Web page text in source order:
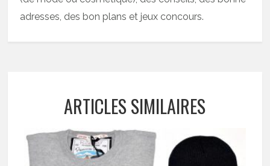
adresses, des bon plans et jeux concours.
ARTICLES SIMILAIRES